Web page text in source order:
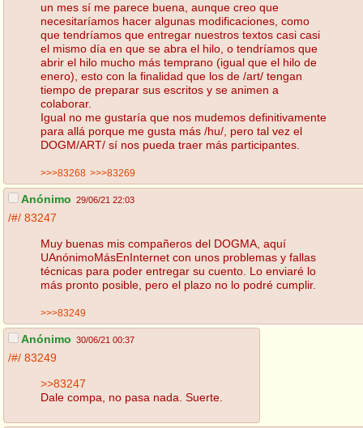
un mes sí me parece buena, aunque creo que
necesitaríamos hacer algunas modificaciones, como
que tendríamos que entregar nuestros textos casi casi
el mismo día en que se abra el hilo, o tendríamos que
abrir el hilo mucho más temprano (igual que el hilo de
enero), esto con la finalidad que los de /art/ tengan
tiempo de preparar sus escritos y se animen a
colaborar.
Igual no me gustaría que nos mudemos definitivamente
para allá porque me gusta más /hu/, pero tal vez el
DOGM/ART/ sí nos pueda traer más participantes.
>>>83268 >>>83269
Anónimo 29/06/21 22:03
/#/ 83247
Muy buenas mis compañeros del DOGMA, aquí
UAnónimoMásEnInternet con unos problemas y fallas
técnicas para poder entregar su cuento. Lo enviaré lo
más pronto posible, pero el plazo no lo podré cumplir.
>>>83249
Anónimo 30/06/21 00:37
/#/ 83249
>>83247
Dale compa, no pasa nada. Suerte.